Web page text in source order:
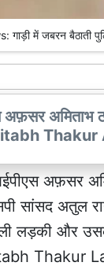
में जबरन बैठाती
अफ़सर
अफ़सर
सांसद
लड़की और
Thakur